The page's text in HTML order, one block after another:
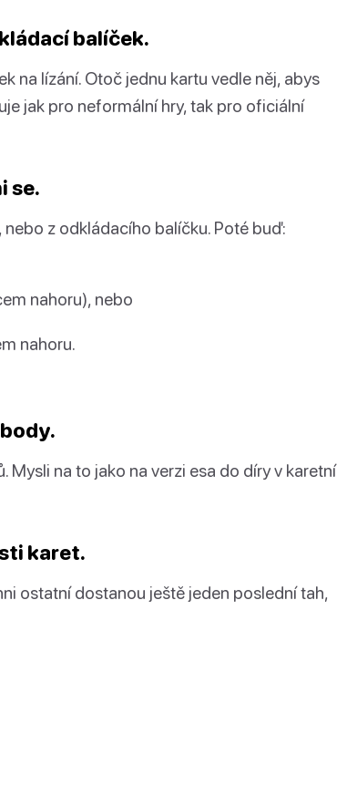
balíček.
na lízání. Otoč jednu kartu vedle něj, abys
jak pro neformální hry, tak pro oficiální
se.
z odkládacího balíčku. Poté buď:
nahoru), nebo
nahoru.
na to jako na verzi esa do díry v karetní
karet.
ostatní dostanou ještě jeden poslední tah,